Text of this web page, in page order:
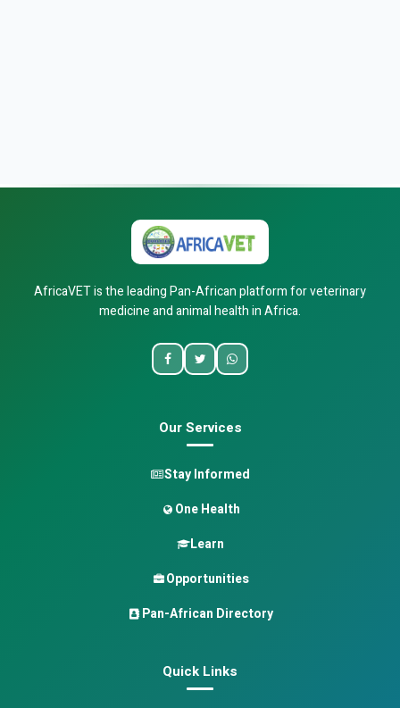
AfricaVET is the leading Pan-African platform for veterinary
medicine and animal health in Africa.
Our Services
Stay Informed
One Health
Learn
Opportunities
Pan-African Directory
Quick Links